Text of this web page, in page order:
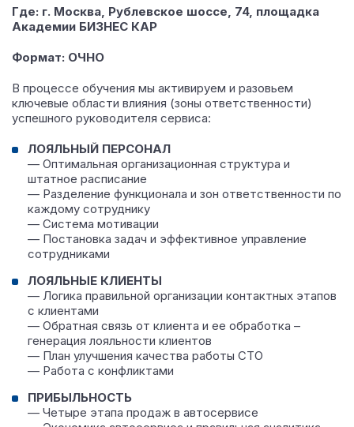
Где: г. Москва, Рублевское шоссе, 74, площадка
Академии БИЗНЕС КАР
Формат: ОЧНО
В процессе обучения мы активируем и разовьем
ключевые области влияния (зоны ответственности)
успешного руководителя сервиса:
ЛОЯЛЬНЫЙ ПЕРСОНАЛ
— Оптимальная организационная структура и
штатное расписание
— Разделение функционала и зон ответственности по
каждому сотруднику
— Система мотивации
— Постановка задач и эффективное управление
сотрудниками
ЛОЯЛЬНЫЕ КЛИЕНТЫ
— Логика правильной организации контактных этапов
с клиентами
— Обратная связь от клиента и ее обработка –
генерация лояльности клиентов
— План улучшения качества работы СТО
— Работа с конфликтами
ПРИБЫЛЬНОСТЬ
— Четыре этапа продаж в автосервисе